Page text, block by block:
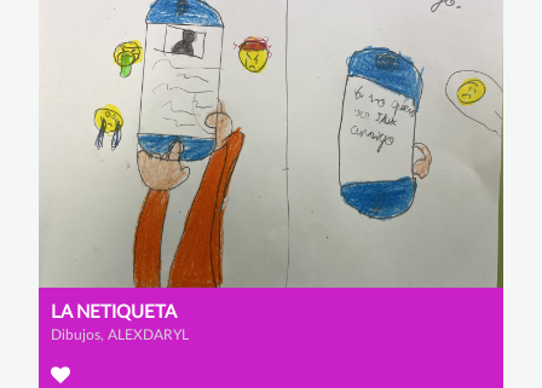
LA NETIQUETA
Dibujos, ALEXDARYL